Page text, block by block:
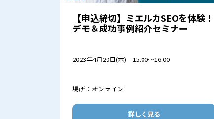
【申込締切】ミエルカSEOを体験！
デモ＆成功事例紹介セミナー
2023年4月20日(木) 15:00～16:00
場所：オンライン
詳しく見る